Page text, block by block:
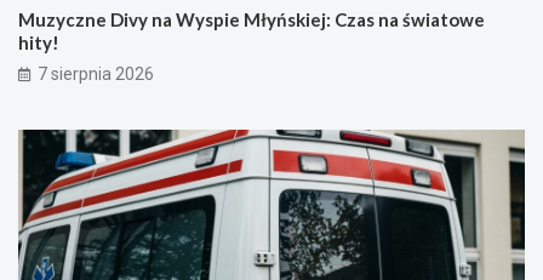
Muzyczne Divy na Wyspie Młyńskiej: Czas na światowe
hity!
7 sierpnia 2026